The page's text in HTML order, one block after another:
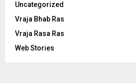
Uncategorized
Vraja Bhab Ras
Vraja Rasa Ras
Web Stories